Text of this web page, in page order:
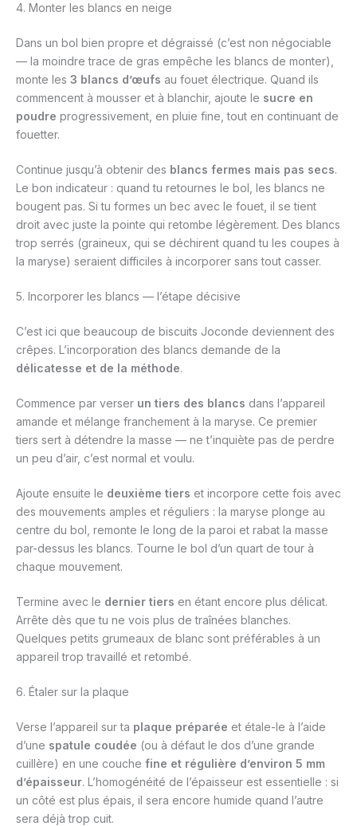
4. Monter les blancs en neige
Dans un bol bien propre et dégraissé (c’est non négociable
— la moindre trace de gras empêche les blancs de monter),
monte les 3 blancs d’œufs au fouet électrique. Quand ils
commencent à mousser et à blanchir, ajoute le sucre en
poudre progressivement, en pluie fine, tout en continuant de
fouetter.
Continue jusqu’à obtenir des blancs fermes mais pas secs.
Le bon indicateur : quand tu retournes le bol, les blancs ne
bougent pas. Si tu formes un bec avec le fouet, il se tient
droit avec juste la pointe qui retombe légèrement. Des blancs
trop serrés (graineux, qui se déchirent quand tu les coupes à
la maryse) seraient difficiles à incorporer sans tout casser.
5. Incorporer les blancs — l’étape décisive
C’est ici que beaucoup de biscuits Joconde deviennent des
crêpes. L’incorporation des blancs demande de la
délicatesse et de la méthode.
Commence par verser un tiers des blancs dans l’appareil
amande et mélange franchement à la maryse. Ce premier
tiers sert à détendre la masse — ne t’inquiète pas de perdre
un peu d’air, c’est normal et voulu.
Ajoute ensuite le deuxième tiers et incorpore cette fois avec
des mouvements amples et réguliers : la maryse plonge au
centre du bol, remonte le long de la paroi et rabat la masse
par-dessus les blancs. Tourne le bol d’un quart de tour à
chaque mouvement.
Termine avec le dernier tiers en étant encore plus délicat.
Arrête dès que tu ne vois plus de traînées blanches.
Quelques petits grumeaux de blanc sont préférables à un
appareil trop travaillé et retombé.
6. Étaler sur la plaque
Verse l’appareil sur ta plaque préparée et étale-le à l’aide
d’une spatule coudée (ou à défaut le dos d’une grande
cuillère) en une couche fine et régulière d’environ 5 mm
d’épaisseur. L’homogénéité de l’épaisseur est essentielle : si
un côté est plus épais, il sera encore humide quand l’autre
sera déjà trop cuit.